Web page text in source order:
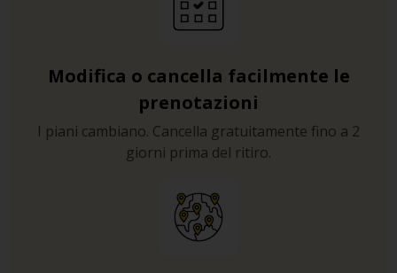
Modifica o cancella facilmente le
prenotazioni
I piani cambiano. Cancella gratuitamente fino a 2
giorni prima del ritiro.